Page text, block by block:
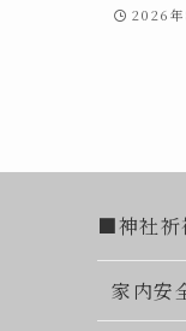
2026
■神社祈
家内安